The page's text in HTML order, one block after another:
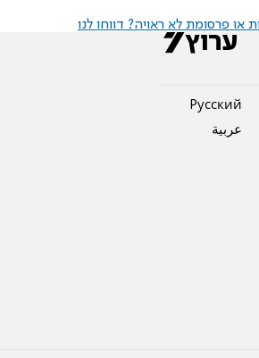
או פרסומת לא ראויה? דווחו לנו
Pусский
عربية